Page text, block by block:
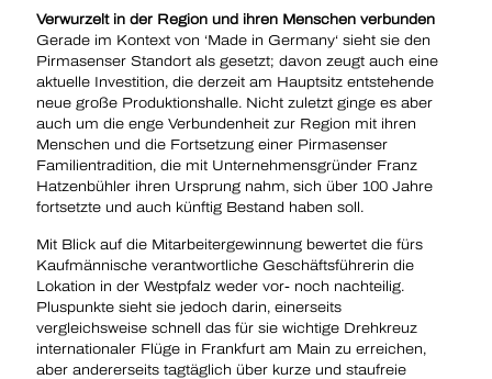
Verwurzelt in der Region und ihren Menschen verbunden
Gerade im Kontext von ‘Made in Germany‘ sieht sie den
Pirmasenser Standort als gesetzt; davon zeugt auch eine
aktuelle Investition, die derzeit am Hauptsitz entstehende
neue große Produktionshalle. Nicht zuletzt ginge es aber
auch um die enge Verbundenheit zur Region mit ihren
Menschen und die Fortsetzung einer Pirmasenser
Familientradition, die mit Unternehmensgründer Franz
Hatzenbühler ihren Ursprung nahm, sich über 100 Jahre
fortsetzte und auch künftig Bestand haben soll.
Mit Blick auf die Mitarbeitergewinnung bewertet die fürs
Kaufmännische verant­wortliche Geschäftsführerin die
Lokation in der Westpfalz weder vor- noch nachteilig.
Pluspunkte sieht sie jedoch darin, einerseits
vergleichsweise schnell das für sie wichtige Drehkreuz
internationaler Flüge in Frankfurt am Main zu erreichen,
aber andererseits tagtäglich über kurze und staufreie